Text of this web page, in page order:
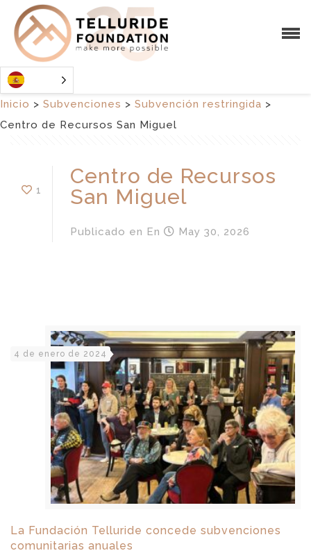
Inicio > Subvenciones > Subvención restringida >
Centro de Recursos San Miguel
1
Centro de Recursos
San Miguel
Publicado en En May 30, 2026
4 de enero de 2024
La Fundación Telluride concede subvenciones
comunitarias anuales